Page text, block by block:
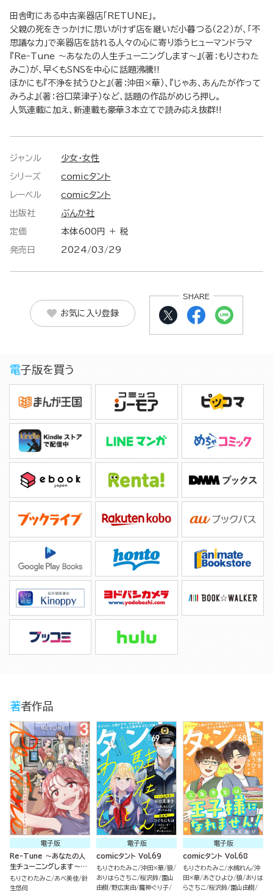
田舎町にある中古楽器店「RETUNE」。
父親の死をきっかけに思いがけず店を継いだ小暮つる（22）が、「不
思議な力」で楽器店を訪れる人々の心に寄り添うヒューマンドラマ
『Re‐Tune ～あなたの人生チューニングします～』（著：もりさわた
みこ）が、早くもSNSを中心に話題沸騰!!
ほかにも『不浄を拭うひと』（著：沖田×華）、『じゃあ、あんたが作って
みろよ』（著：谷口菜津子）など、話題の作品がめじろ押し。
人気連載に加え、新連載も豪華3本立てで読み応え抜群!!
ジャンル 少女・女性
シリーズ comicタント
レーベル comicタント
出版社 ぶんか社
定価 本体600円 ＋ 税
発売日 2024/03/29
お気に入り登録
SHARE
電子版を買う
著者作品
電子版
Re-Tune ～あなたの人
生チューニングします～
（3）
もりさわたみこ あべ美佳 針
生悠伺
電子版
comicタント Vol.69
もりさわたみこ 沖田×華 狼
おりはらさちこ 桜沢鈴 園山
由樹 野広実由 魔神ぐり子
電子版
comicタント Vol.68
もりさわたみこ 水槻れん 沖
田×華 あさひよひ 狼 おりは
らさちこ 桜沢鈴 園山由樹